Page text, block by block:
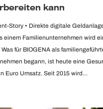
kann
Story • Direkte digitale
einem Familienunternehmen wird
für BIOGENA als
begann, ist heute eine
Euro Umsatz. Seit 2015 wird…